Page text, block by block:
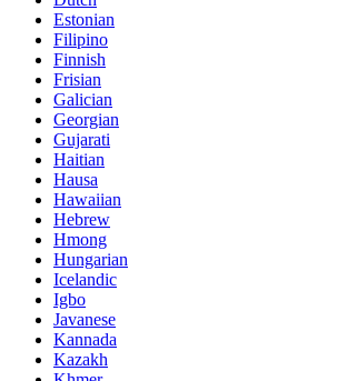
Estonian
Filipino
Finnish
Frisian
Galician
Georgian
Gujarati
Haitian
Hausa
Hawaiian
Hebrew
Hmong
Hungarian
Icelandic
Igbo
Javanese
Kannada
Kazakh